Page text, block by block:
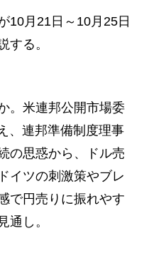
10月21日～10月25日
する。
。米連邦公開市場委
、連邦準備制度理事
の思惑から、ドル売
イツの刺激策やブレ
で円売りに振れやす
通し。